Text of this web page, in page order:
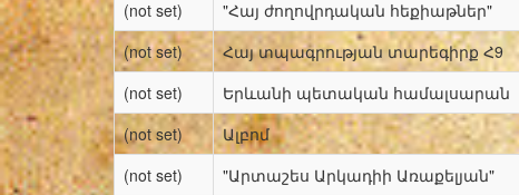
(not set)
"Հայ ժողովրդական հեքիաթներ"
(not set)
Հայ տպագրության տարեգիրք Հ9
(not set)
Երևանի պետական համալսարան
(not set)
Ալբոմ
(not set)
"Արտաշես Արկադիի Առաքելյան"